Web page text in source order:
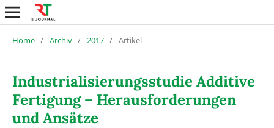
Home / Archiv / 2017 / Artikel
Industrialisierungsstudie Additive
Fertigung – Herausforderungen
und Ansätze